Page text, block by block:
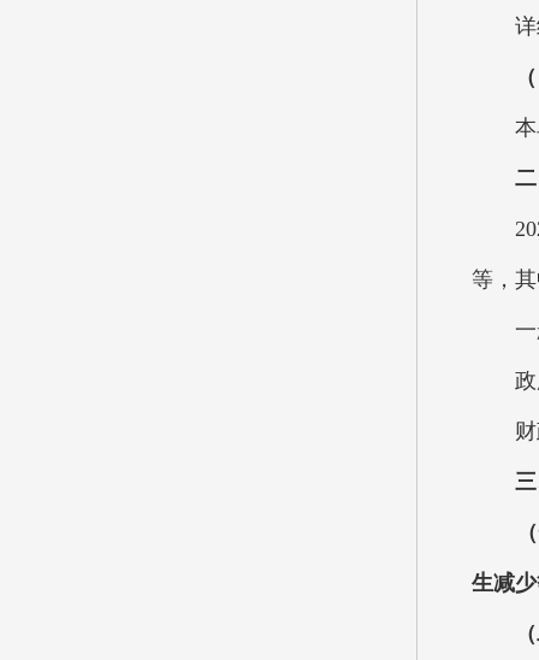
详细
本单
2020
等，
一般
政府
财政
生减
（二